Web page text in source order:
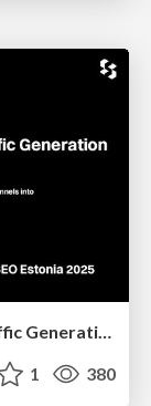
Redefining SEO in the New Era of Traffic Generation
1 380